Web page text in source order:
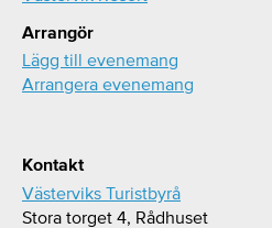
Arrangör
Lägg till evenemang
Arrangera evenemang
Kontakt
Västerviks Turistbyrå
Stora torget 4, Rådhuset